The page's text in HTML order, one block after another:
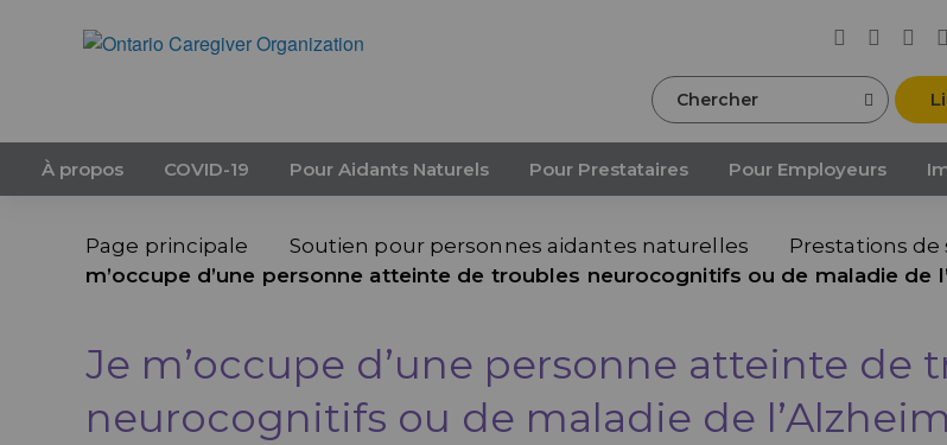
Chercher
À propos COVID-19 Pour Aidants Naturels Pour Prestataires Pour Employeurs
Page principale Soutien pour personnes aidantes naturelles Prestations de
m’occupe d’une personne atteinte de troubles neurocognitifs ou de maladie de
Je m’occupe d’une personne atteinte de
neurocognitifs ou de maladie de